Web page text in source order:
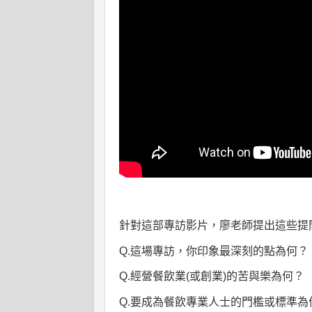
針對這部專訪影片，廖老師提出這些提
Q.這場專訪，你印象最深刻的點為何？
Q.經營餐飲業(或創業)的苦與樂為何？
Q.要成為餐飲專業人士的門檻或標準為